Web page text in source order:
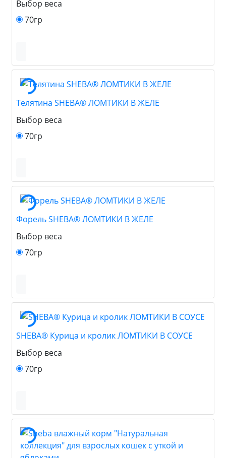
Выбор веса
70гр
Телятина SHEBA® ЛОМТИКИ В ЖЕЛЕ
Выбор веса
70гр
Форель SHEBA® ЛОМТИКИ В ЖЕЛЕ
Выбор веса
70гр
SHEBA® Курица и кролик ЛОМТИКИ В СОУСЕ
Выбор веса
70гр